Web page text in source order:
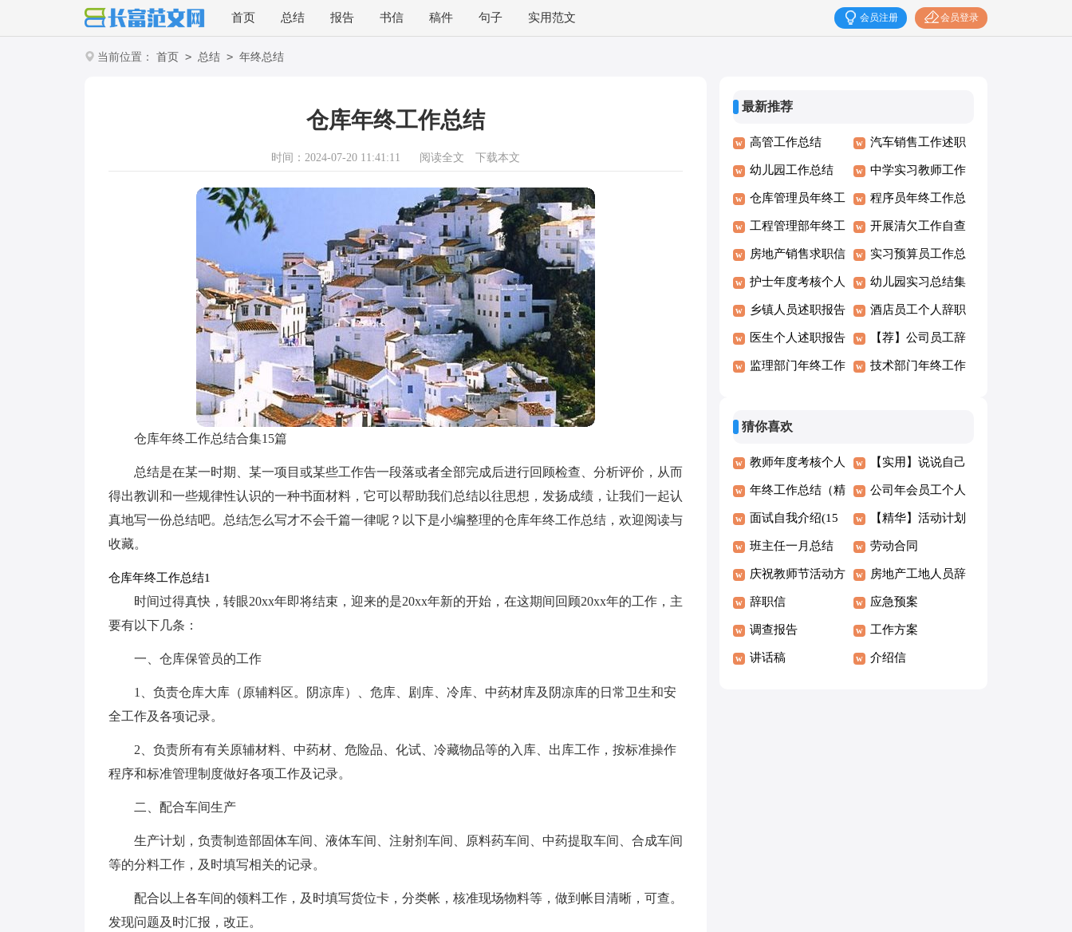
首页 总结 报告 书信 稿件 句子 实用范文 会员登录
会员注册
当前位置： 首页 > 总结 > 年终总结
仓库年终工作总结
时间：2024-07-20 11:41:11 阅读全文 下载本文
仓库年终工作总结合集15篇
总结是在某一时期、某一项目或某些工作告一段落或者全部完成后进行回顾检查、分析评价，从而
得出教训和一些规律性认识的一种书面材料，它可以帮助我们总结以往思想，发扬成绩，让我们一起认
真地写一份总结吧。总结怎么写才不会千篇一律呢？以下是小编整理的仓库年终工作总结，欢迎阅读与
收藏。
仓库年终工作总结1
时间过得真快，转眼20xx年即将结束，迎来的是20xx年新的开始，在这期间回顾20xx年的工作，主
要有以下几条：
一、仓库保管员的工作
1、负责仓库大库（原辅料区。阴凉库）、危库、剧库、冷库、中药材库及阴凉库的日常卫生和安
全工作及各项记录。
2、负责所有有关原辅材料、中药材、危险品、化试、冷藏物品等的入库、出库工作，按标准操作
程序和标准管理制度做好各项工作及记录。
二、配合车间生产
生产计划，负责制造部固体车间、液体车间、注射剂车间、原料药车间、中药提取车间、合成车间
等的分料工作，及时填写相关的记录。
配合以上各车间的领料工作，及时填写货位卡，分类帐，核准现场物料等，做到帐目清晰，可查。
发现问题及时汇报，改正。
最新推荐
高管工作总结 汽车销售工作述职
报告8篇
幼儿园工作总结
(15篇)
中学实习教师工作
总结
仓库管理员年终工
作总结(精选15篇)
程序员年终工作总
结集锦15篇
工程管理部年终工
作总结
开展清欠工作自查
报告15篇
房地产销售求职信 实习预算员工作总
结
护士年度考核个人
总结
幼儿园实习总结集
合15篇
乡镇人员述职报告 酒店员工个人辞职
报告
医生个人述职报告
(15篇)
【荐】公司员工辞
职报告
监理部门年终工作 技术部门年终工作
猜你喜欢
教师年度考核个人
述职报告
【实用】说说自己
作文300字合集八
篇
年终工作总结（精
选14篇）
公司年会员工个人
发言稿
面试自我介绍(15
篇)
【精华】活动计划
范文汇编7篇
班主任一月总结 劳动合同
庆祝教师节活动方
案（精选5篇）
房地产工地人员辞
职报告
辞职信 应急预案
调查报告 工作方案
讲话稿 介绍信